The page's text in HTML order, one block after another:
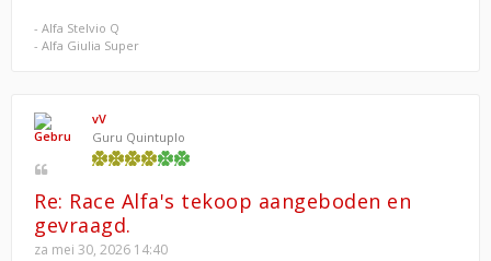
- Alfa Stelvio Q
- Alfa Giulia Super
vV
Guru Quintuplo
Re: Race Alfa's tekoop aangeboden en
gevraagd.
za mei 30, 2026 14:40